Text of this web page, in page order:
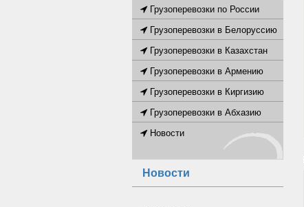
Грузоперевозки по России
Грузоперевозки в Белоруссию
Грузоперевозки в Казахстан
Грузоперевозки в Армению
Грузоперевозки в Киргизию
Грузоперевозки в Абхазию
Новости
Новости